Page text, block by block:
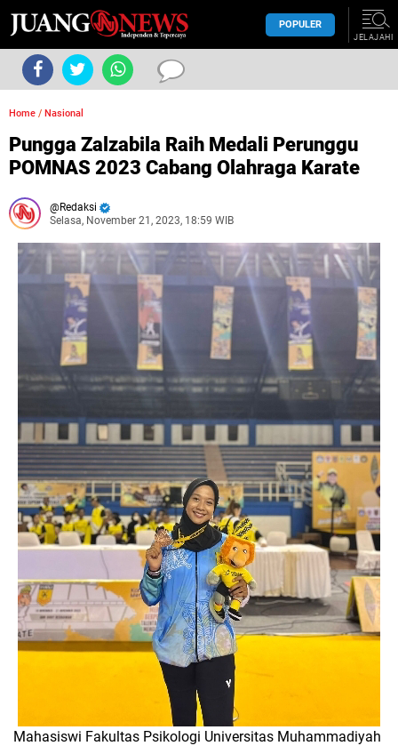
POPULER
JELAJAHI
Home / Nasional
Pungga Zalzabila Raih Medali Perunggu
POMNAS 2023 Cabang Olahraga Karate
Redaksi
Selasa, November 21, 2023, 18:59 WIB
Mahasiswi Fakultas Psikologi Universitas Muhammadiyah